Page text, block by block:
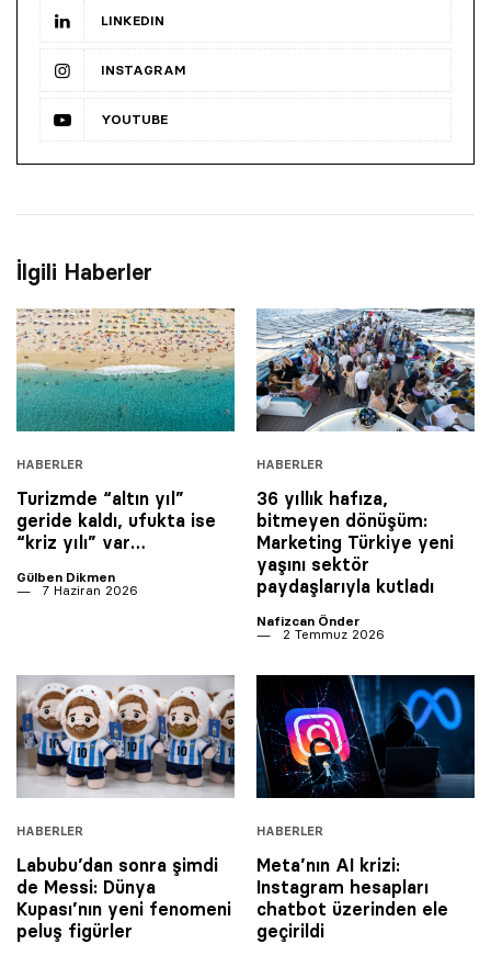
LINKEDIN
INSTAGRAM
YOUTUBE
İlgili Haberler
HABERLER
Turizmde “altın yıl”
geride kaldı, ufukta ise
“kriz yılı” var…
Gülben Dikmen
7 Haziran 2026
HABERLER
36 yıllık hafıza,
bitmeyen dönüşüm:
Marketing Türkiye yeni
yaşını sektör
paydaşlarıyla kutladı
Nafizcan Önder
2 Temmuz 2026
HABERLER
Labubu’dan sonra şimdi
de Messi: Dünya
Kupası’nın yeni fenomeni
peluş figürler
HABERLER
Meta’nın AI krizi:
Instagram hesapları
chatbot üzerinden ele
geçirildi